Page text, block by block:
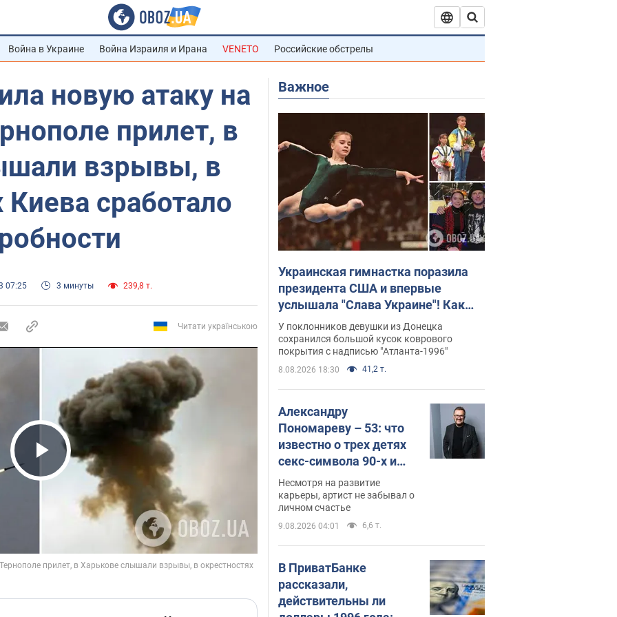
Война в Украине Война Израиля и Ирана VENETO Российские обстрелы
новую атаку на
прилет, в
взрывы, в
Киева сработало
07:25 3 минуты 239,8 т.
Читати українською
Play Video
Важное
Украинская гимнастка поразила
президента США и впервые
услышала "Слава Украине"! Как
сложилась судьба Подкопаевой,
которая 30 лет назад завоевала
"золото" Олимпиады
У поклонников девушки из Донецка
сохранился большой кусок коврового
покрытия с надписью "Атланта-1996"
8.08.2026 18:30 41,2 т.
Александру
Пономареву – 53: что
известно о трех детях
секс-символа 90-х и
как они выглядят
Несмотря на развитие
карьеры, артист не забывал о
личном счастье
9.08.2026 04:01 6,6 т.
В ПриватБанке
рассказали,
действительны ли